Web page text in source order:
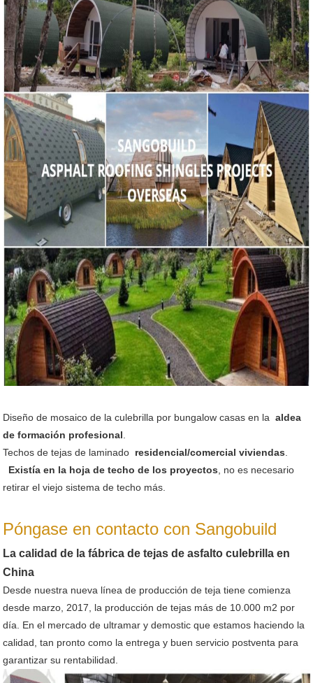
Diseño de mosaico de la culebrilla por bungalow casas en laaldea
de formación profesional
Techos de tejas de laminado residencial/comercial viviendas
Existía en la hoja de techo de los proyectos , no es necesario
retirar el viejo sistema de techo más.
Póngase en contacto con Sangobuild
La calidad de la fábrica de tejas de asfalto culebrilla en
China
Desde nuestra nueva línea de producción de teja tiene comienza
desde marzo, 2017, la producción de tejas más de 10.000 m2 por
día. En el mercado de ultramar y demostic que estamos haciendo la
calidad, tan pronto como la entrega y buen servicio postventa para
garantizar su rentabilidad.